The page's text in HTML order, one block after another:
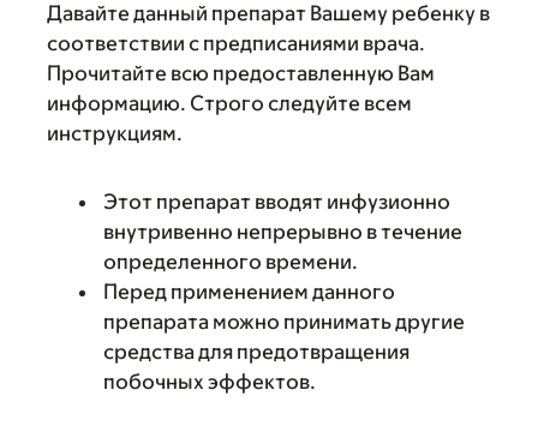
Давайте данный препарат Вашему ребенку в
соответствии с предписаниями врача.
Прочитайте всю предоставленную Вам
информацию. Строго следуйте всем
инструкциям.
Этот препарат вводят инфузионно
внутривенно непрерывно в течение
определенного времени.
Перед применением данного
препарата можно принимать другие
средства для предотвращения
побочных эффектов.